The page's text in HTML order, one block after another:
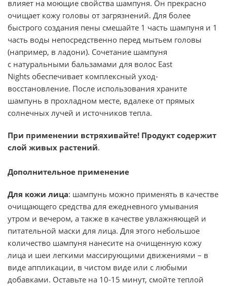
влияет на моющие свойства шампуня. Он прекрасно
очищает кожу головы от загрязнений. Для более
быстрого создания пены смешайте 1 часть шампуня и 1
часть воды непосредственно перед мытьем головы
(например, в ладони). Сочетание шампуня
с натуральными бальзамами для волос East
Nights обеспечивает комплексный уход-
восстановление. После использования храните
шампунь в прохладном месте, вдалеке от прямых
солнечных лучей и источников тепла.
При применении встряхивайте! Продукт содержит
слой живых растений.
Дополнительное применение
Для кожи лица: шампунь можно применять в качестве
очищающего средства для ежедневного умывания
утром и вечером, а также в качестве увлажняющей и
питательной маски для лица. Для этого небольшое
количество шампуня нанесите на очищенную кожу
лица и шеи легкими массирующими движениями – в
виде аппликации, в чистом виде или с любыми
добавками. Оставьте на 10-15 минут, смойте теплой